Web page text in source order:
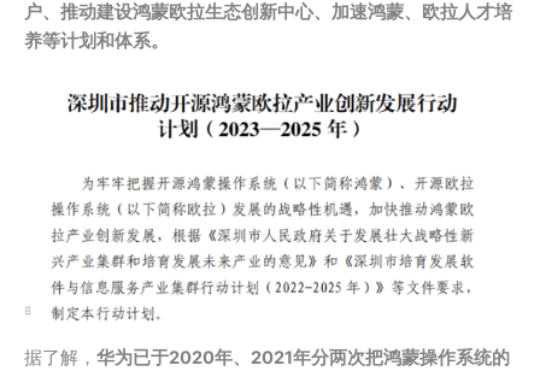
户、推动建设鸿蒙欧拉生态创新中心、加速鸿蒙、欧拉人才培
养等计划和体系。
据了解， 华为已于2020年、2021年分两次把鸿蒙操作系统的